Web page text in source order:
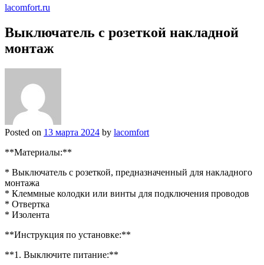
lacomfort.ru
Выключатель с розеткой накладной
монтаж
Posted on 13 марта 2024 by lacomfort
**Материалы:**
* Выключатель с розеткой, предназначенный для накладного
монтажа
* Клеммные колодки или винты для подключения проводов
* Отвертка
* Изолента
**Инструкция по установке:**
**1. Выключите питание:**